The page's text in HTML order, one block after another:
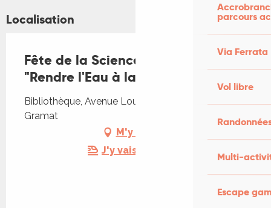
parcours
Via Ferrata
Vol libre
Multi-
Escape
Localisation
Fête de la Science : exposition
"Rendre l'Eau à la Terre""
Bibliothèque, Avenue Louis-Mazet, 46500
Gramat
M'y rendre
J'y vais en train !